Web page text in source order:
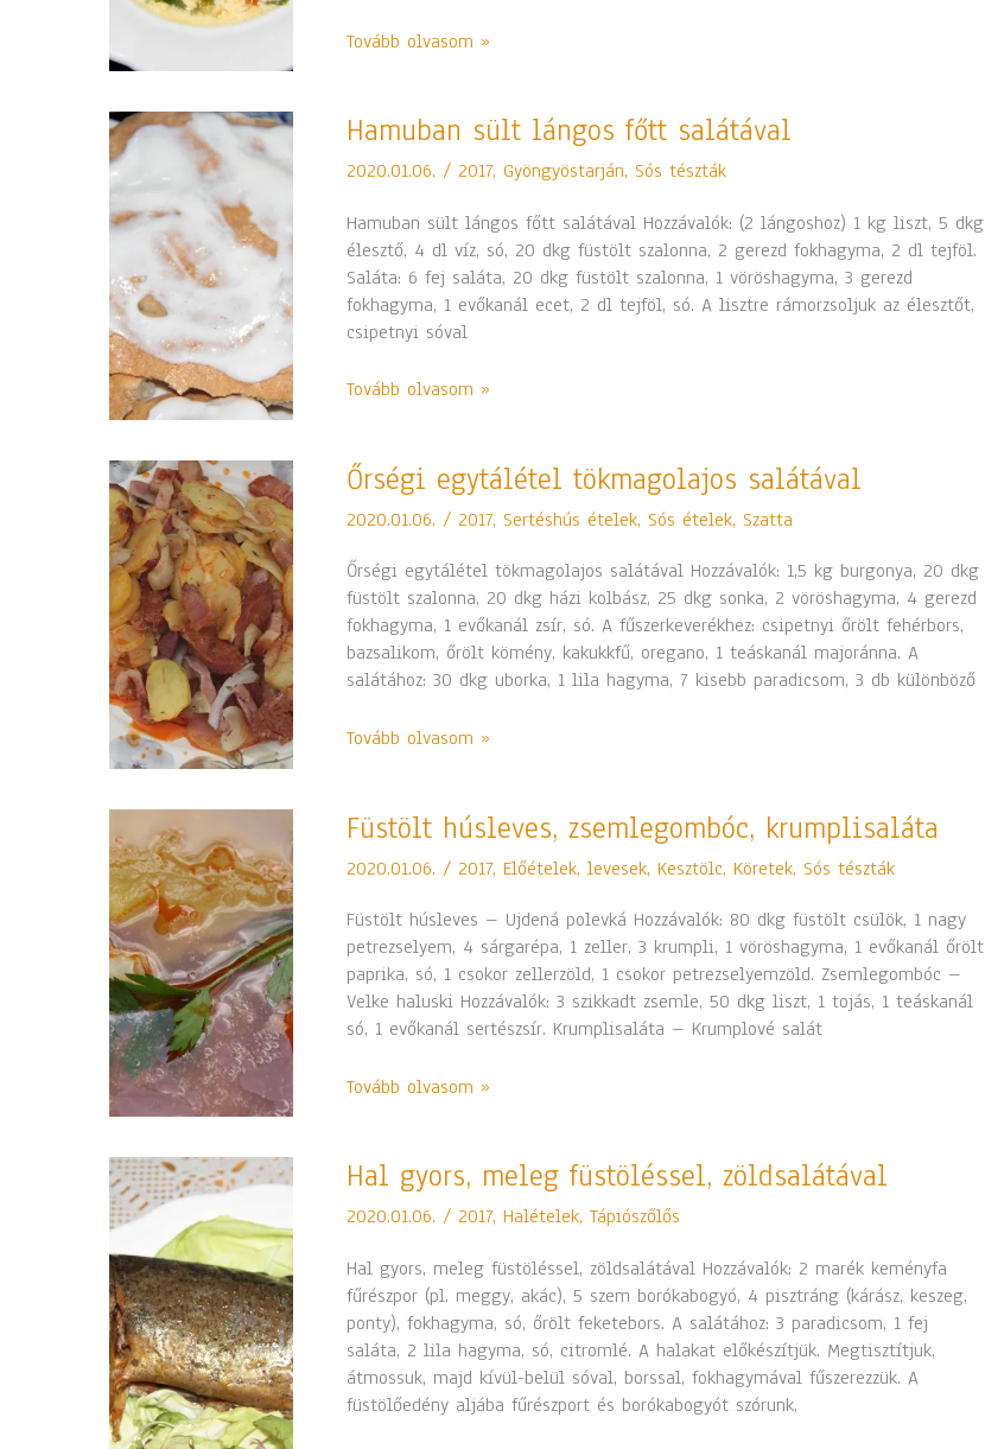
Tovább olvasom »
Hamuban sült lángos főtt salátával
2020.01.06. / 2017, Gyöngyöstarján, Sós tészták
Hamuban sült lángos főtt salátával Hozzávalók: (2 lángoshoz) 1 kg liszt, 5 dkg
élesztő, 4 dl víz, só, 20 dkg füstölt szalonna, 2 gerezd fokhagyma, 2 dl tejföl.
Saláta: 6 fej saláta, 20 dkg füstölt szalonna, 1 vöröshagyma, 3 gerezd
fokhagyma, 1 evőkanál ecet, 2 dl tejföl, só. A lisztre rámorzsoljuk az élesztőt,
csipetnyi sóval
Hamuban
lángos
salátával
Tovább olvasom »
Őrségi egytálétel tökmagolajos salátával
2020.01.06. / 2017, Sertéshús ételek, Sós ételek, Szatta
Őrségi egytálétel tökmagolajos salátával Hozzávalók: 1,5 kg burgonya, 20 dkg
füstölt szalonna, 20 dkg házi kolbász, 25 dkg sonka, 2 vöröshagyma, 4 gerezd
fokhagyma, 1 evőkanál zsír, só. A fűszerkeverékhez: csipetnyi őrölt fehérbors,
bazsalikom, őrölt kömény, kakukkfű, oregano, 1 teáskanál majoránna. A
salátához: 30 dkg uborka, 1 lila hagyma, 7 kisebb paradicsom, 3 db különböző
Őrségi
egytálétel
tökmagolajos
salátával
Tovább olvasom »
Füstölt húsleves, zsemlegombóc, krumplisaláta
2020.01.06. / 2017,Előételek, levesek,Kesztölc,Köretek, Sós tészták
Füstölt húsleves – Ujdená polevká Hozzávalók: 80 dkg füstölt csülök, 1 nagy
petrezselyem, 4 sárgarépa, 1 zeller, 3 krumpli, 1 vöröshagyma, 1 evőkanál őrölt
paprika, só, 1 csokor zellerzöld, 1 csokor petrezselyemzöld. Zsemlegombóc –
Velke haluski Hozzávalók: 3 szikkadt zsemle, 50 dkg liszt, 1 tojás, 1 teáskanál
só, 1 evőkanál sertészsír. Krumplisaláta – Krumplové salát
Füstölt
zsemlegombóc,
Tovább olvasom »
Hal gyors, meleg füstöléssel, zöldsalátával
2020.01.06. / 2017,Halételek,Tápiószőlős
Hal gyors, meleg füstöléssel, zöldsalátával Hozzávalók: 2 marék keményfa
fűrészpor (pl. meggy, akác), 5 szem borókabogyó, 4 pisztráng (kárász, keszeg,
ponty), fokhagyma, só, őrölt feketebors. A salátához: 3 paradicsom, 1 fej
saláta, 2 lila hagyma, só, citromlé. A halakat előkészítjük. Megtisztítjuk,
átmossuk, majd kívül-belül sóval, borssal, fokhagymával fűszerezzük. A
füstölőedény aljába fűrészport és borókabogyót szórunk,
Hal
meleg
zöldsalátával